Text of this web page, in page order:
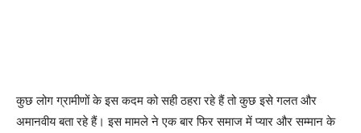
कुछ लोग ग्रामीणों के इस कदम को सही ठहरा रहे हैं तो कुछ इसे गलत और
अमानवीय बता रहे हैं। इस मामले ने एक बार फिर समाज में प्यार और सम्मान के